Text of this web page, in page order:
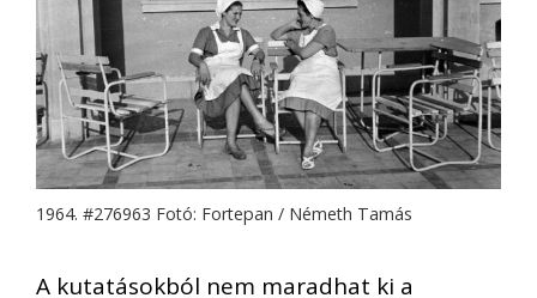
1964. #276963 Fotó: Fortepan / Németh Tamás
A kutatásokból nem maradhat ki a